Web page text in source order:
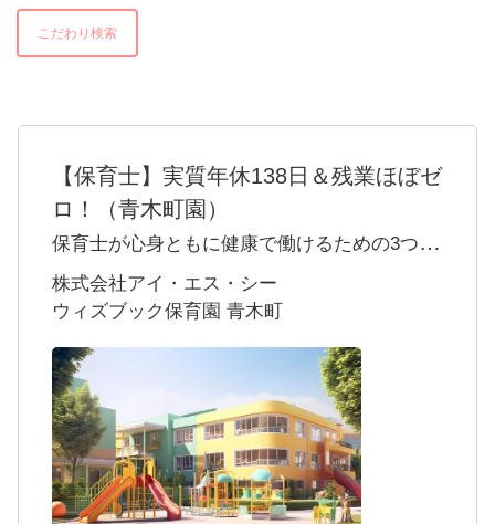
こだわり検索
【保育士】実質年休138日＆残業ほぼゼ
ロ！（青木町園）
保育士が心身ともに健康で働けるための3つの
取り組み
子どもたちに丁寧に寄り添いながら、「その
子らしさ」を育むためには、まずは保育士自
身が安心して働ける環境が大切だと考えてい
ます。
「業務に追われてしまい、プライベートの大
事な時間が削られていく…」そんな状況をな
くし、先生たちの時間がしっかり確保できる
株式会社アイ・エス・シー
ウィズブック保育園 青木町